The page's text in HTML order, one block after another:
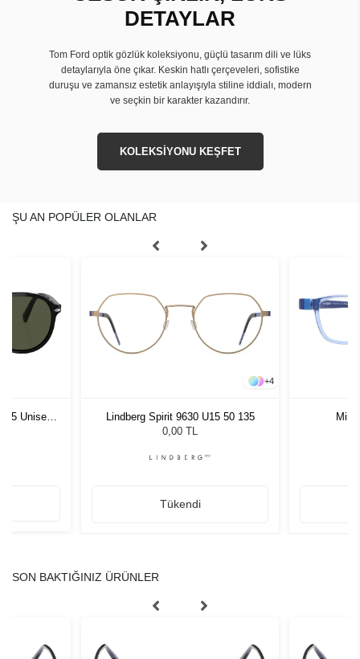
DETAYLAR
Tom Ford optik gözlük koleksiyonu, güçlü tasarım dili ve lüks
detaylarıyla öne çıkar. Keskin hatlı çerçeveleri, sofistike
duruşu ve zamansız estetik anlayışıyla stiline iddialı, modern
ve seçkin bir karakter kazandırır.
KOLEKSİYONU KEŞFET
ŞU AN POPÜLER OLANLAR
55 Unisex
+4
Lindberg Spirit 9630 U15 50 135
0,00 TL
Tükendi
SON BAKTIĞINIZ ÜRÜNLER